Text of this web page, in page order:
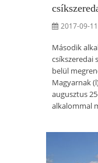
2017-09-11
Második
csíkszeredai
belül
Magyarnak
augusztus
alkalommal